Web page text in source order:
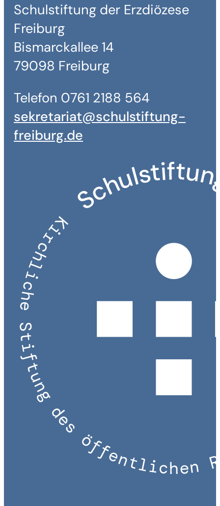
Schulstiftung der Erzdiözese
Freiburg
Bismarckallee 14
79098 Freiburg
Telefon 0761 2188 564
sekretariat@schulstiftung-
freiburg.de